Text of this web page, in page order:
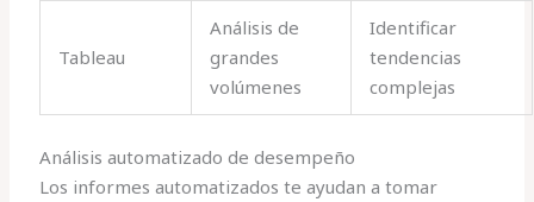
Tableau
Análisis de
grandes
volúmenes
Identificar
tendencias
complejas
Análisis automatizado de desempeño
Los informes automatizados te ayudan a tomar